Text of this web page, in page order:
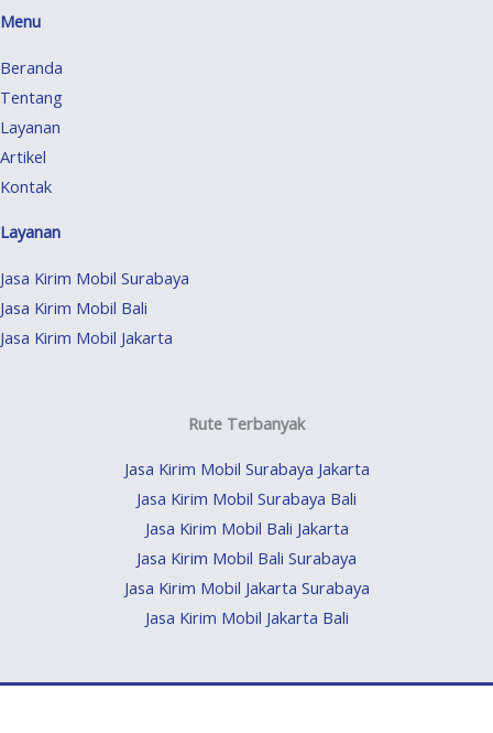
Menu
Beranda
Tentang
Layanan
Artikel
Kontak
Layanan
Jasa Kirim Mobil Surabaya
Jasa Kirim Mobil Bali
Jasa Kirim Mobil Jakarta
Rute Terbanyak
Jasa Kirim Mobil Surabaya Jakarta
Jasa Kirim Mobil Surabaya Bali
Jasa Kirim Mobil Bali Jakarta
Jasa Kirim Mobil Bali Surabaya
Jasa Kirim Mobil Jakarta Surabaya
Jasa Kirim Mobil Jakarta Bali